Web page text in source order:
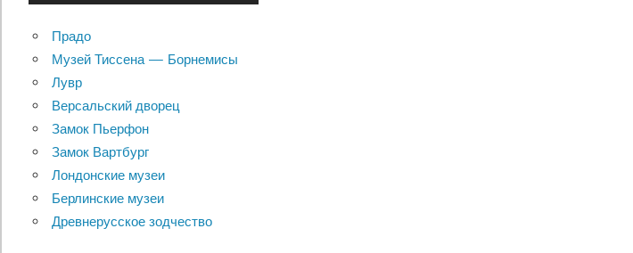
Прадо
Музей Тиссена — Борнемисы
Лувр
Версальский дворец
Замок Пьерфон
Замок Вартбург
Лондонские музеи
Берлинские музеи
Древнерусское зодчество